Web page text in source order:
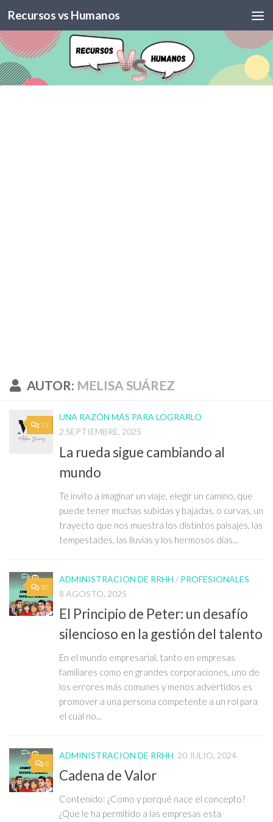
Skip to content
Recursos vs Humanos
AUTOR: MELISA SUÁREZ
19
UNA RAZÓN MÁS PARA LOGRARLO
2 SEPTIEMBRE, 2025
La rueda sigue cambiando al
mundo
Te invito a imaginar un viaje, elegir un camino, que
puede tener muchas subidas y bajadas, o curvas, un
trayecto que nos muestra los distintos paisajes, las
tempestades, las lluvias y los hermosos días...
10
ADMINISTRACION DE RRHH / PROFESIONALES
8 AGOSTO, 2025
El Principio de Peter: un desafío
silencioso en la gestión del talento
En el mundo empresarial, tanto en empresas
familiares como en grandes corporaciones, uno de
los errores más comunes y menos advertidos es
promover a una persona competente a un rol para
el cual no...
6
ADMINISTRACION DE RRHH 20 JULIO, 2024
Cadena de Valor
Contenido: ¿Como y porqué nace el concepto?
¿Que le ha permitido a las empresas esta